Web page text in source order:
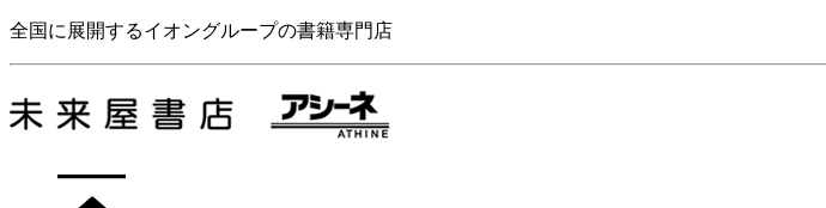
全国に展開するイオングループの書籍専門店